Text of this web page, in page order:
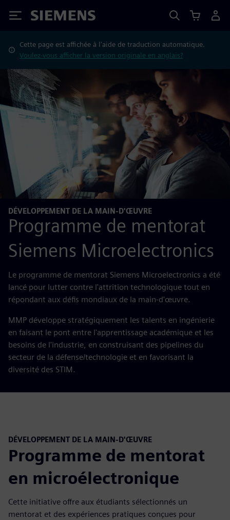
Siemens
Cette page est affichée à l'aide de traduction automatique.
Voulez-vous afficher la version originale en anglais?
DÉVELOPPEMENT DE LA MAIN-D'ŒUVRE
Programme de mentorat
Siemens Microelectronics
Le programme de mentorat Siemens Microelectronics a été
lancé pour lutter contre l'attrition technologique tout en
répondant aux défis mondiaux de la main-d'œuvre.
MMP développe stratégiquement les talents en ingénierie
en faisant le pont entre l'apprentissage académique et les
besoins de l'industrie, en construisant des pipelines du
secteur de la défense/technologie et en favorisant la
diversité des STIM.
DÉVELOPPEMENT DE LA MAIN-D'ŒUVRE
Programme de mentorat
en microélectronique
Cette initiative offre aux étudiants sélectionnés un
mentorat et des expériences pratiques conçues pour